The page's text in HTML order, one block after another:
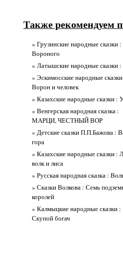
Также рекомендуем
» Грузинские народные сказки
Вороного
» Латышские народные сказки
» Эскимосские народные
Ворон и человек
» Казахские народные сказки :
» Венгерская народная сказка :
МАРЦИ, ЧЕСТНЫЙ ВОР
» Детские сказки П.П.Бажова :
гора
» Казахские народные сказки :
волк и лиса
» Русская народная сказка :
» Сказки Волкова : Семь
королей
» Калмыцкие народные сказки :
Скупой богач